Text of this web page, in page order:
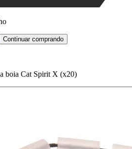
Continuar comprando
boia Cat Spirit X (x20)